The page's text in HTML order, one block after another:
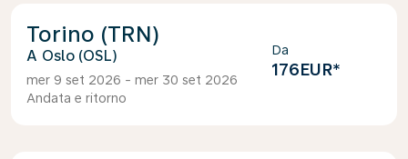
Torino (TRN)
Oslo (OSL)
mer 9 set 2026 - mer 30 set 2026
Andata e ritorno
Da
176EUR*